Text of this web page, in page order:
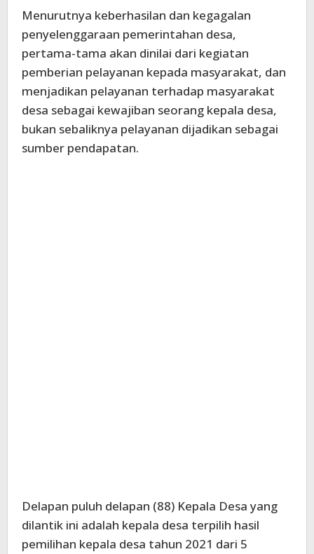
Menurutnya keberhasilan dan kegagalan
penyelenggaraan pemerintahan desa,
pertama-tama akan dinilai dari kegiatan
pemberian pelayanan kepada masyarakat, dan
menjadikan pelayanan terhadap masyarakat
desa sebagai kewajiban seorang kepala desa,
bukan sebaliknya pelayanan dijadikan sebagai
sumber pendapatan.
Delapan puluh delapan (88) Kepala Desa yang
dilantik ini adalah kepala desa terpilih hasil
pemilihan kepala desa tahun 2021 dari 5